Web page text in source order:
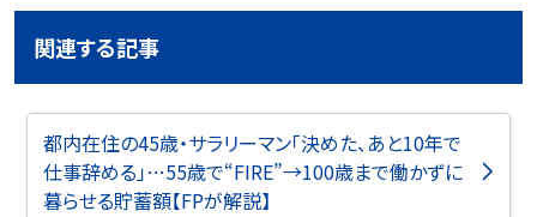
関連する記事
都内在住の45歳・サラリーマン「決めた、あと10年で
仕事辞める」…55歳で“FIRE”→100歳まで働かずに
暮らせる貯蓄額【FPが解説】